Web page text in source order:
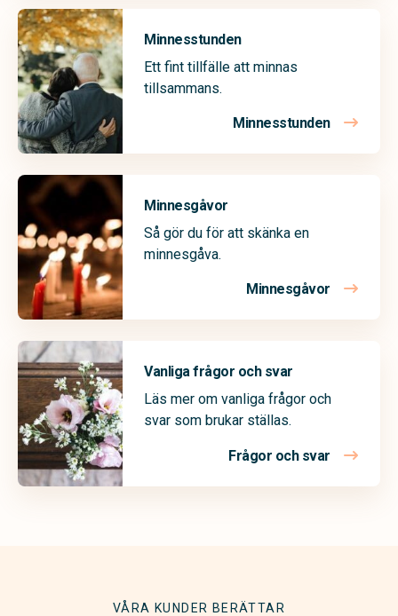
Minnesstunden
Ett fint tillfälle att minnas
tillsammans.
Minnesstunden
Minnesgåvor
Så gör du för att skänka en
minnesgåva.
Minnesgåvor
Vanliga frågor och svar
Läs mer om vanliga frågor och
svar som brukar ställas.
Frågor och svar
VÅRA KUNDER BERÄTTAR